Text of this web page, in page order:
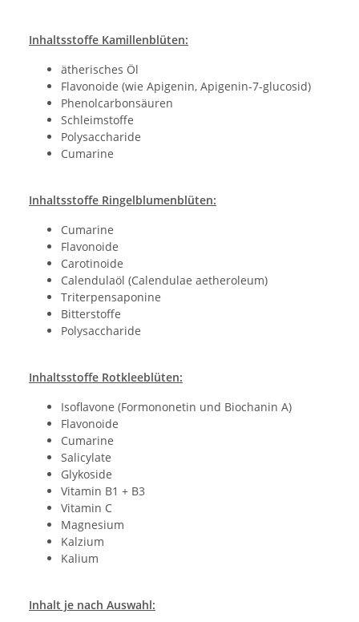
Inhaltsstoffe Kamillenblüten:
ätherisches Öl
Flavonoide (wie Apigenin, Apigenin-7-glucosid)
Phenolcarbonsäuren
Schleimstoffe
Polysaccharide
Cumarine
Inhaltsstoffe Ringelblumenblüten:
Cumarine
Flavonoide
Carotinoide
Calendulaöl (Calendulae aetheroleum)
Triterpensaponine
Bitterstoffe
Polysaccharide
Inhaltsstoffe Rotkleeblüten:
Isoflavone (Formononetin und Biochanin A)
Flavonoide
Cumarine
Salicylate
Glykoside
Vitamin B1 + B3
Vitamin C
Magnesium
Kalzium
Kalium
Inhalt je nach Auswahl: